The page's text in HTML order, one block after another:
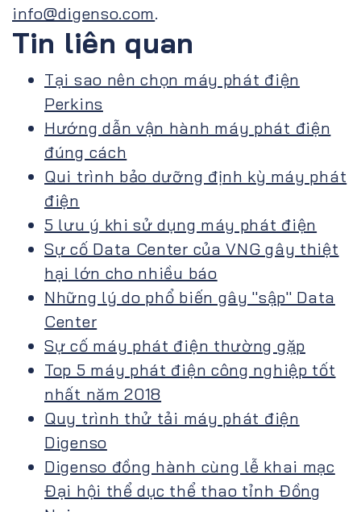
info@digenso.com.
Tin liên quan
Tại sao nên chọn máy phát điện
Perkins
Hướng dẫn vận hành máy phát điện
đúng cách
Qui trình bảo dưỡng định kỳ máy phát
điện
5 lưu ý khi sử dụng máy phát điện
Sự cố Data Center của VNG gây thiệt
hại lớn cho nhiều báo
Những lý do phổ biến gây ''sập'' Data
Center
Sự cố máy phát điện thường gặp
Top 5 máy phát điện công nghiệp tốt
nhất năm 2018
Quy trình thử tải máy phát điện
Digenso
Digenso đồng hành cùng lễ khai mạc
Đại hội thể dục thể thao tỉnh Đồng